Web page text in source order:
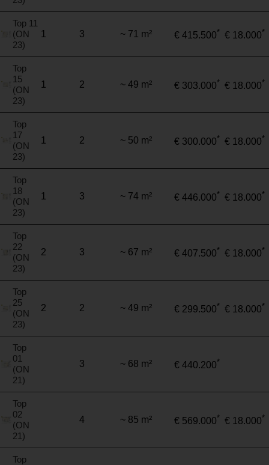
Top 11
(ON
23)
1 3 ~ 71 m² € 415.500* € 18.000*
Top
15
(ON
23)
1 2 ~ 49 m² € 303.000* € 18.000*
Top
17
(ON
23)
1 2 ~ 50 m² € 300.000* € 18.000*
Top
18
(ON
23)
1 3 ~ 74 m² € 446.000* € 18.000*
Top
22
(ON
23)
2 3 ~ 67 m² € 407.500* € 18.000*
Top
25
(ON
23)
2 2 ~ 49 m² € 299.500* € 18.000*
Top
01
(ON
21)
3 ~ 68 m² € 440.200*
Top
02
(ON
21)
4 ~ 85 m² € 569.000* € 18.000*
Top